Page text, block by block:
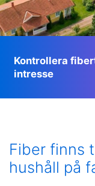
Kontrollera
intresse
Fiber finns
hushåll på